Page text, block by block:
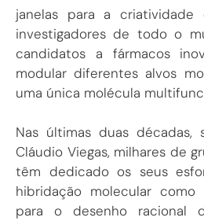
janelas para a criatividade
investigadores de todo o
candidatos a fármacos
modular diferentes alvos
uma única molécula
Nas últimas duas décadas,
Cláudio Viegas, milhares de
têm dedicado os seus
hibridação molecular como
para o desenho racional